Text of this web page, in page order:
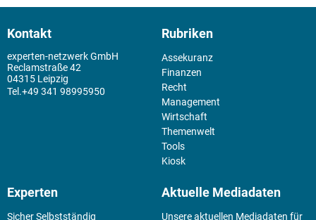
Kontakt
experten-netzwerk GmbH
Reclamstraße 42
04315 Leipzig
+49 341 98995950
Rubriken
Assekuranz
Finanzen
Recht
Management
Wirtschaft
Themenwelt
Tools
Kiosk
Experten
Sicher Selbstständig
Aktuelle Mediadaten
Unsere aktuellen Mediadaten für